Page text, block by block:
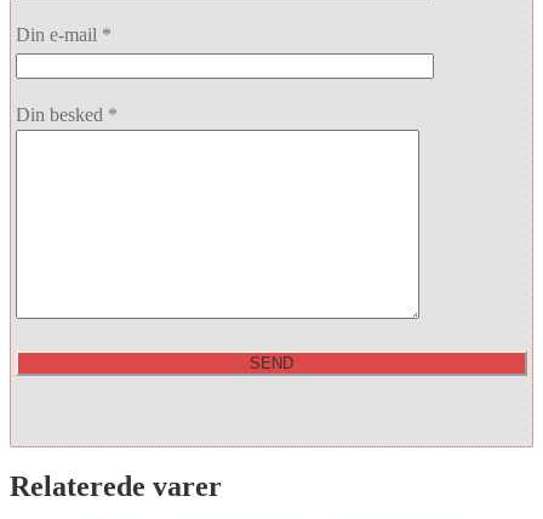
Din e-mail *
Din besked *
Relaterede varer